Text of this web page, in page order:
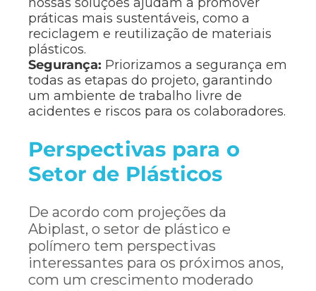
práticas mais sustentáveis, como a
reciclagem e reutilização de materiais
plásticos.
Segurança: Priorizamos a segurança em
todas as etapas do projeto, garantindo
um ambiente de trabalho livre de
acidentes e riscos para os colaboradores.
Perspectivas para o
Setor de Plásticos
De acordo com projeções da
Abiplast, o setor de plástico e
polímero tem perspectivas
interessantes para os próximos anos,
com um crescimento moderado